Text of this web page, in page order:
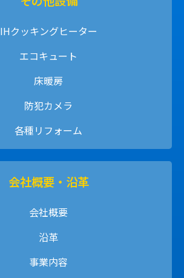
IHクッキングヒーター
エコキュート
床暖房
防犯カメラ
各種リフォーム
会社概要・沿革
会社概要
沿革
事業内容